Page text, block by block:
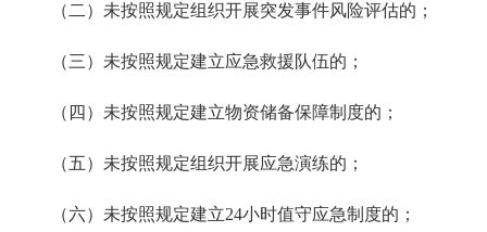
（二）未按照规定组织开展突发事件风险评估的；
（三）未按照规定建立应急救援队伍的；
（四）未按照规定建立物资储备保障制度的；
（五）未按照规定组织开展应急演练的；
（六）未按照规定建立24小时值守应急制度的；